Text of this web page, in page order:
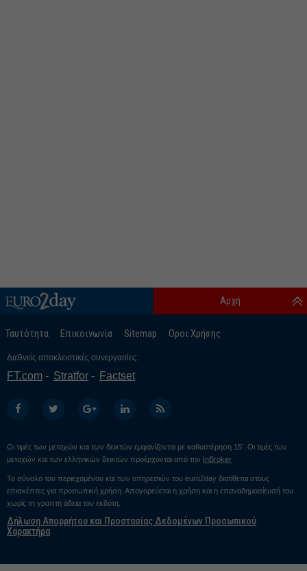
Ταυτότητα Επικοινωνία Sitemap Οροι Χρήσης
Αρχή
Διεθνείς αποκλειστικές συνεργασίες:
FT.com Stratfor Factset
Οι τιμές των μετοχών και των δεικτών εμφανίζονται με καθυστέρηση 15’. Οι τιμές των
μετοχών και των ελληνικών δεικτών προέρχονται από την InBroker
Το σύνολο του περιεχομένου και των υπηρεσιών του euro2day διατίθεται στους
επισκέπτες για προσωπική χρήση. Απαγορεύεται η χρήση και η επαναδημοσίευσή του
χωρίς τη γραπτή άδεια του εκδότη.
Δήλωση Απορρήτου και Προστασίας Δεδομένων Προσωπικού
Χαρακτήρα